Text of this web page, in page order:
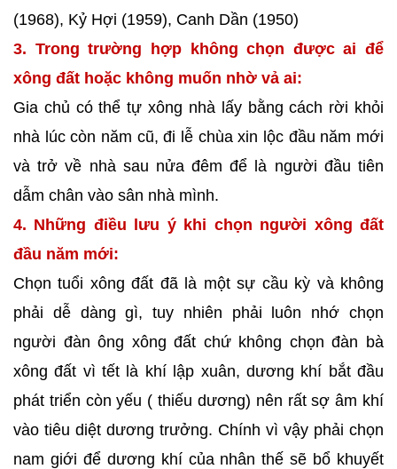
(1968), Kỷ Hợi (1959), Canh Dần (1950)
3. Trong trường hợp không chọn được ai để
xông đất hoặc không muốn nhờ vả ai:
Gia chủ có thể tự xông nhà lấy bằng cách rời khỏi
nhà lúc còn năm cũ, đi lễ chùa xin lộc đầu năm mới
và trở về nhà sau nửa đêm để là người đầu tiên
dẫm chân vào sân nhà mình.
4. Những điều lưu ý khi chọn người xông đất
đầu năm mới:
Chọn tuổi xông đất đã là một sự cầu kỳ và không
phải dễ dàng gì, tuy nhiên phải luôn nhớ chọn
người đàn ông xông đất chứ không chọn đàn bà
xông đất vì tết là khí lập xuân, dương khí bắt đầu
phát triển còn yếu ( thiếu dương) nên rất sợ âm khí
vào tiêu diệt dương trưởng. Chính vì vậy phải chọn
nam giới để dương khí của nhân thế sẽ bổ khuyết